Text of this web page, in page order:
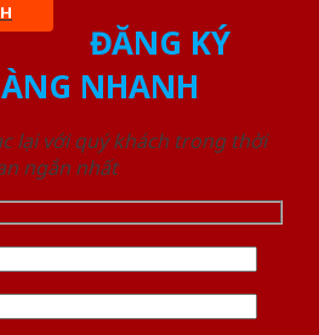
ĐĂNG KÝ
NHANH
lại với quý khách trong thời
ngắn nhất